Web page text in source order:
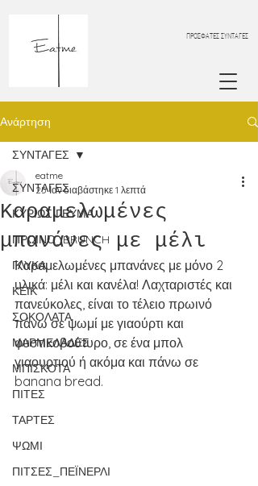
ΠΡΟΣΦΑΤΕΣ ΣΥΝΤΑΓΕΣ
Ανάρτηση
ΣΥΝΤΑΓΕΣ
ΚΥΡΙΩΣ ΓΕΥΜΑ
ΠΡΩΙΝΟ_BRUNCH
ΓΛΥΚΑ
ΚΕΙΚ
ΣΟΚΟΛΑΤΑ
ΜΑΡΜΕΛΑΔΕΣ
ΜΠΙΣΚΟΤΑ
ΠΙΤΕΣ
ΤΑΡΤΕΣ
ΨΩΜΙ
ΠΙΤΣΕΣ_ΠΕΪΝΕΡΛΙ
ΣΥΝΤΑΓΕΣ
Καραμελωμένες
μπανάνες με μέλι
eatme
25 Ιανδιαβάστηκε 1 λεπτά
Καραμελωμένες μπανάνες με μόνο 2
υλικά: μέλι και κανέλα! Λαχταριστές και
πανεύκολες, είναι το τέλειο πρωινό
πάνω σε ψωμί με γιαούρτι και
φυστικοβούτυρο, σε ένα μπολ
γιαουρτιού ή ακόμα και πάνω σε
banana bread.